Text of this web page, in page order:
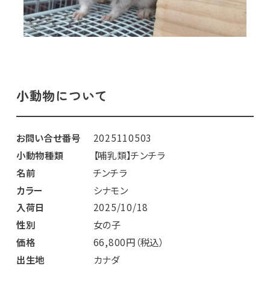
小動物について
お問い合せ番号
2025110503
小動物種類
【哺乳類】チンチラ
名前
チンチラ
カラー
シナモン
入荷日
2025/10/18
性別
女の子
価格
66,800円（税込）
出生地
カナダ